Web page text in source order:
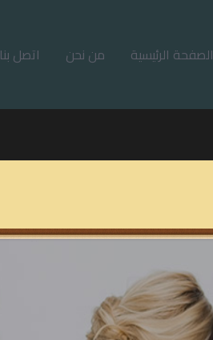
الصفحة الرئيسية من نحن اتصل بنا